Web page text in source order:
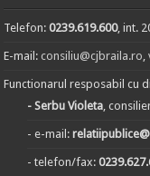
Telefon:0239.619.600, int.
E-mail:consiliu@cjbraila.ro,
Functionarul resposabil cu
- Serbu Violeta,
- e-mail:
- telefon/fax: